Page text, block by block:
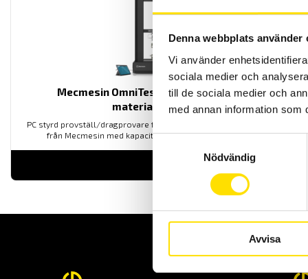
Denna webbplats använder
Vi använder
sociala medier och
till de sociala medier och
med annan information som
Samtyckesval
Nödvändig
Avvisa
Mecmesin OmniTest™ 50 motoriserad
materialprovare
PC styrd provställ/dragprovare för material och produktprovning
från Mecmesin med kapaciteter från 2,5 N upp till 50 kN
LÄS MER